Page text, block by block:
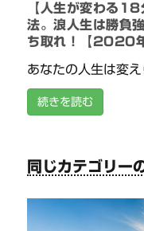
【人生が変わる
法。浪人生は勝負
ち取れ！【2020年
あなたの人生は変え
続きを読む
同じカテゴリー